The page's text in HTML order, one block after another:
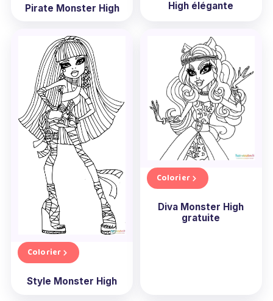
Pirate Monster High
High élégante
Colorier
Style Monster High
Colorier
Diva Monster High
gratuite